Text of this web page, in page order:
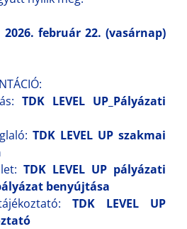
február 22. (vasárnap)
TDK LEVEL UP_Pályázati
TDK LEVEL UP szakmai
TDK LEVEL UP pályázati
benyújtása
TDK LEVEL UP